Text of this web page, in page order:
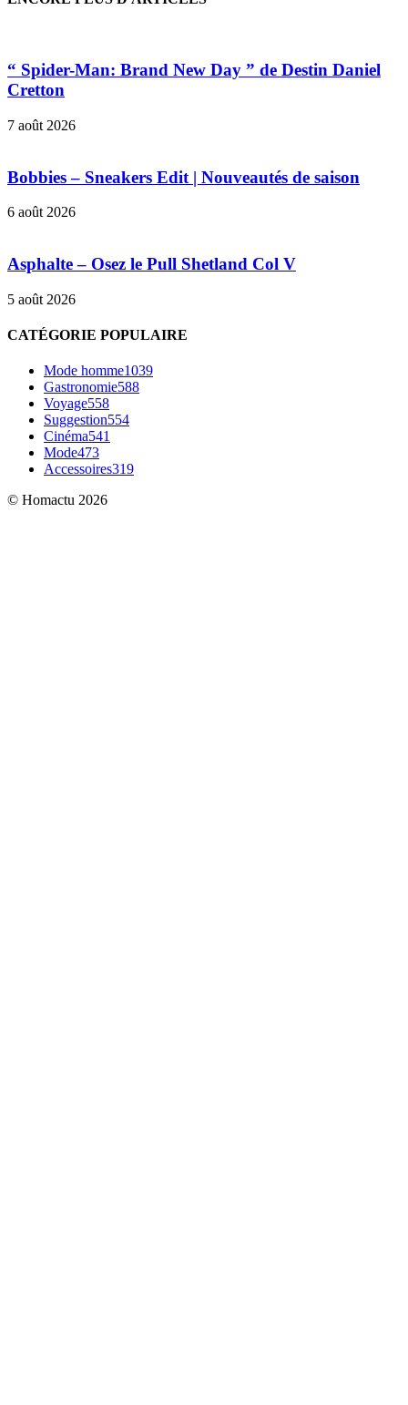
“ Spider-Man: Brand New Day ” de Destin Daniel
Cretton
7 août 2026
Bobbies – Sneakers Edit | Nouveautés de saison
6 août 2026
Asphalte – Osez le Pull Shetland Col V
5 août 2026
CATÉGORIE POPULAIRE
Mode homme1039
Gastronomie588
Voyage558
Suggestion554
Cinéma541
Mode473
Accessoires319
© Homactu 2026